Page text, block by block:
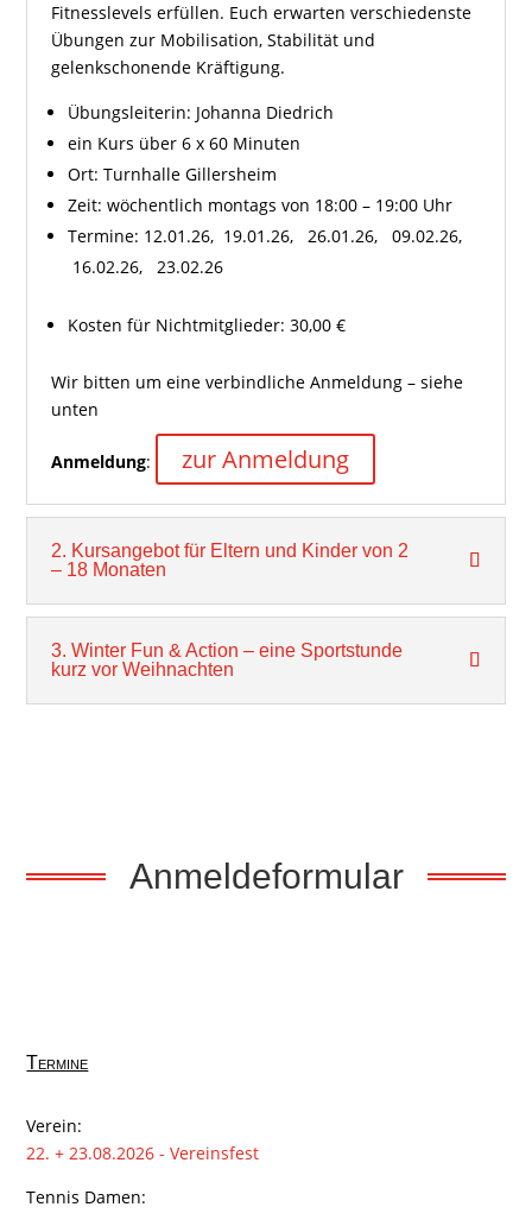
Fitnesslevels erfüllen. Euch erwarten verschiedenste
Übungen zur Mobilisation, Stabilität und
gelenkschonende Kräftigung.
Übungsleiterin: Johanna Diedrich
ein Kurs über 6 x 60 Minuten
Ort: Turnhalle Gillersheim
Zeit: wöchentlich montags von 18:00 – 19:00 Uhr
Termine: 12.01.26, 19.01.26, 26.01.26, 09.02.26,
16.02.26, 23.02.26
Kosten für Nichtmitglieder: 30,00 €
Wir bitten um eine verbindliche Anmeldung – siehe
unten
Anmeldung: zur Anmeldung
2. Kursangebot für Eltern und Kinder von 2
– 18 Monaten
3. Winter Fun & Action – eine Sportstunde
kurz vor Weihnachten
Anmeldeformular
Termine
Verein:
22. + 23.08.2026 - Vereinsfest
Tennis Damen: